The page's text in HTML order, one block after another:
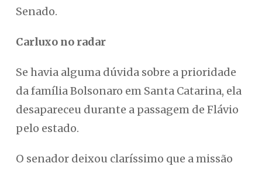
Senado.
Carluxo no radar
Se havia alguma dúvida sobre a prioridade
da família Bolsonaro em Santa Catarina, ela
desapareceu durante a passagem de Flávio
pelo estado.
O senador deixou claríssimo que a missão